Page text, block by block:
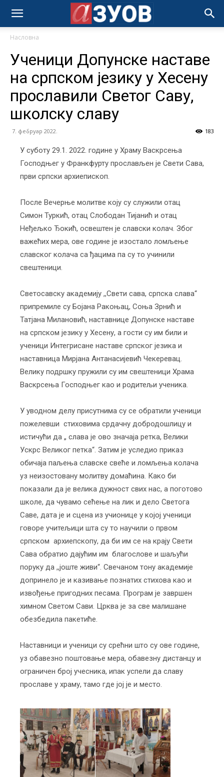
Насловна
Ученици Допунске наставе
на српском језику у Хесену
прославили Светог Саву,
школску славу
7. фебруар 2022. 183
У суботу 29.1. 2022. године у Храму Васкрсења
Господњег у Франкфурту прослављен је Свети Сава,
први српски архиепископ.
После Вечерње молитве коју су служили отац
Симон Туркић, отац Слободан Тијанић и отац
Неђељко Ђокић, освештен је славски колач. Због
важећих мера, ове године је изостало ломљење
славског колача са ђацима па су то учинили
свештеници.
Светосавску академију ,,Свети сава, српска слава“
припремиле су Бојана Ракоњац, Соња Зрнић и
Татјана Милановић, наставнице Допунске наставе
на српском језику у Хесену, а гости су им били и
ученици Интегрисане наставе српског језика и
наставница Мирјана Антанасијевић Чекеревац.
Велику подршку пружили су им свештеници Храма
Васкрсења Господњег као и родитељи ученика.
У уводном делу присутнима су се обратили ученици
пожелевши стиховима срдачну добродошлицу и
истичући да „ слава је ово значаја ретка, Велики
Ускрс Великог петка“. Затим је уследио приказ
обичаја паљења славске свеће и ломљења колача
уз неизостовану молитву домаћина. Како би
показали да је велика дужност свих нас, а поготово
школе, да чувамо сећење на лик и дело Светога
Саве, дата је и сцена из учионице у којој ученици
говоре учитељици шта су то научили о првом
српском архиепскопу, да би им се на крају Свети
Сава обратио дајућим им благослове и шаљући
поруку да ,,јоште живи“. Свечаном тону академије
допринело је и казивање познатих стихова као и
извођење пригодних песама. Програм је завршен
химном Светом Сави. Црква је за све малишане
обезбедила пакетиће.
Наставници и ученици су срећни што су ове године,
уз обавезно поштовање мера, обавезну дистанцу и
ограничен број учесника, ипак успели да славу
прославе у храму, тамо где јој је и место.